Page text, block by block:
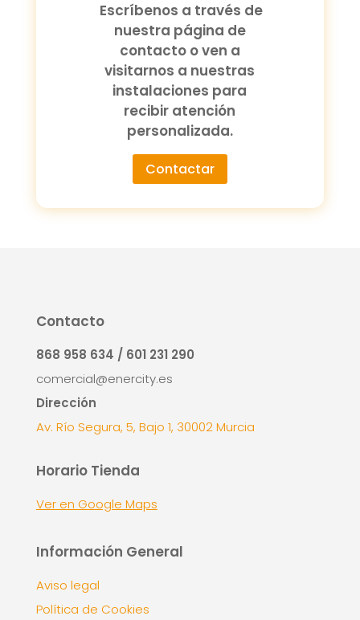
Escríbenos a través de
nuestra página de
contacto o ven a
visitarnos a nuestras
instalaciones para
recibir atención
personalizada.
Contactar
Contacto
868 958 634 / 601 231 290
comercial@enercity.es
Dirección
Av. Río Segura, 5, Bajo 1, 30002 Murcia
Horario Tienda
Ver en Google Maps
Información General
Aviso legal
Política de Cookies